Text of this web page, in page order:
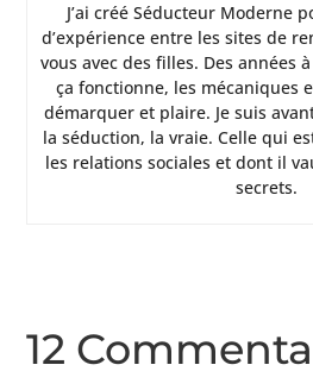
J’ai créé Séducteur Moderne
d’expérience entre les sites de
vous avec des filles. Des années
ça fonctionne, les mécaniques
démarquer et plaire. Je suis
la séduction, la vraie. Celle qui
les relations sociales et dont il
secrets.
12